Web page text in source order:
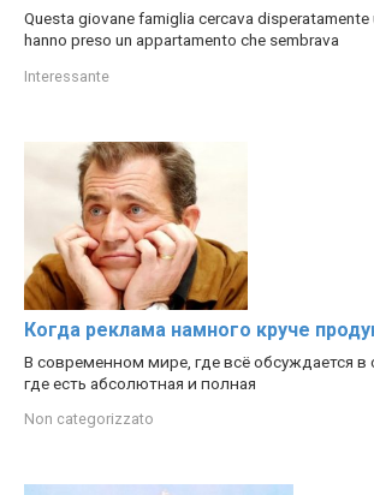
Questa giovane famiglia cercava disperatamente
hanno preso un appartamento che sembrava
Interessante
Когда реклама намного круче
В современном мире, где всё обсуждается в
где есть абсолютная и полная
Non categorizzato